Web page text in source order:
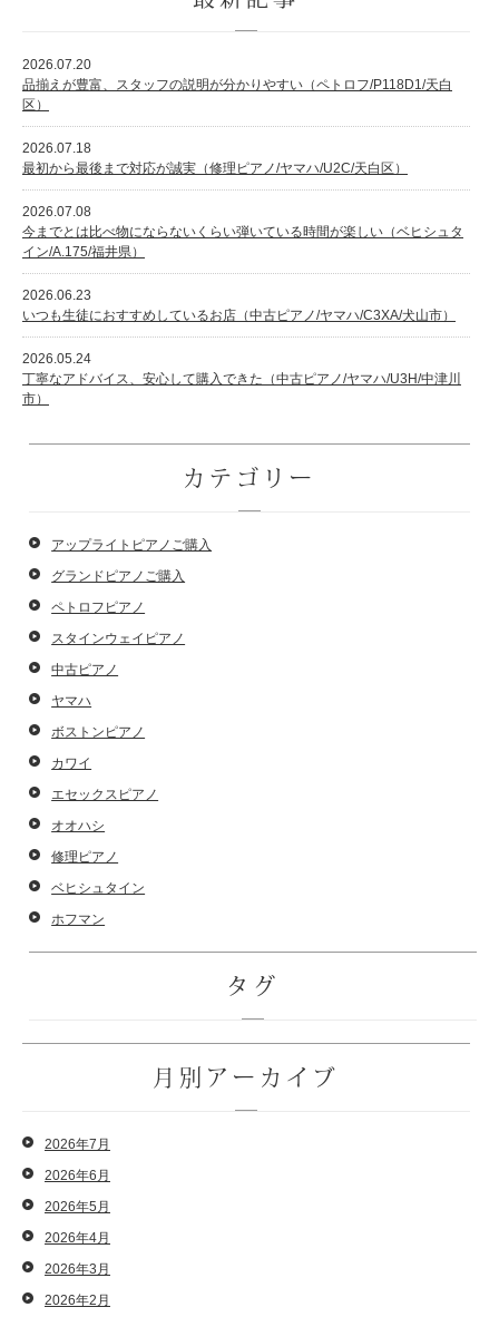
2026.07.20
品揃えが豊富、スタッフの説明が分かりやすい（ペトロフ/P118D1/天白
区）
2026.07.18
最初から最後まで対応が誠実（修理ピアノ/ヤマハ/U2C/天白区）
2026.07.08
今までとは比べ物にならないくらい弾いている時間が楽しい（ベヒシュタ
イン/A.175/福井県）
2026.06.23
いつも生徒におすすめしているお店（中古ピアノ/ヤマハ/C3XA/犬山市）
2026.05.24
丁寧なアドバイス、安心して購入できた（中古ピアノ/ヤマハ/U3H/中津川
市）
カテゴリー
アップライトピアノご購入
グランドピアノご購入
ペトロフピアノ
スタインウェイピアノ
中古ピアノ
ヤマハ
ボストンピアノ
カワイ
エセックスピアノ
オオハシ
修理ピアノ
ベヒシュタイン
ホフマン
タグ
月別アーカイブ
2026年7月
2026年6月
2026年5月
2026年4月
2026年3月
2026年2月